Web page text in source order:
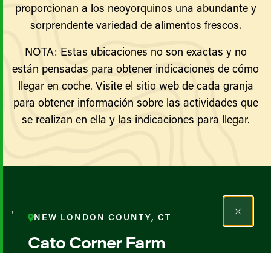
proporcionan a los neoyorquinos una abundante y
sorprendente variedad de alimentos frescos.
NOTA: Estas ubicaciones no son exactas y no
están pensadas para obtener indicaciones de cómo
llegar en coche. Visite el sitio web de cada granja
para obtener información sobre las actividades que
se realizan en ella y las indicaciones para llegar.
Todos los agricultores y
productores
NEW LONDON COUNTY, CT
Cato Corner Farm